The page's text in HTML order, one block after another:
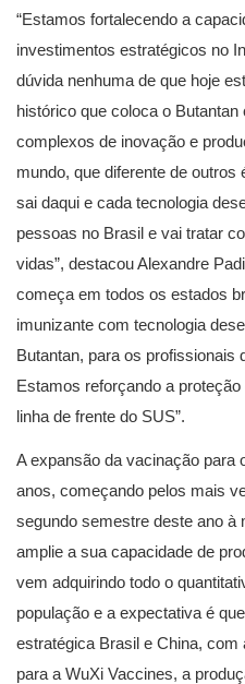
“Estamos fortalecendo a
investimentos estratégicos no
dúvida nenhuma de que hoje
histórico que coloca o
complexos de inovação e
mundo, que diferente de
sai daqui e cada tecnologia
pessoas no Brasil e vai tratar
vidas”, destacou Alexandre
começa em todos os estados
imunizante com tecnologia
Butantan, para os profissionais
Estamos reforçando a
linha de frente do SUS”.
A expansão da vacinação para
anos, começando pelos mais
segundo semestre deste ano à
amplie a sua capacidade de
vem adquirindo todo o
população e a expectativa é
estratégica Brasil e China, com
para a WuXi Vaccines, a